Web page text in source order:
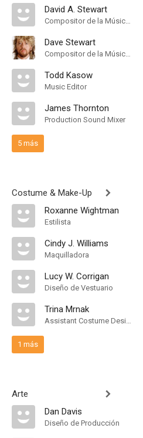
David A. Stewart
Compositor de la Música Original
Dave Stewart
Compositor de la Música Original
Todd Kasow
Music Editor
James Thornton
Production Sound Mixer
5 más
Costume & Make-Up
Roxanne Wightman
Estilista
Cindy J. Williams
Maquilladora
Lucy W. Corrigan
Diseño de Vestuario
Trina Mrnak
Assistant Costume Designer
1 más
Arte
Dan Davis
Diseño de Producción